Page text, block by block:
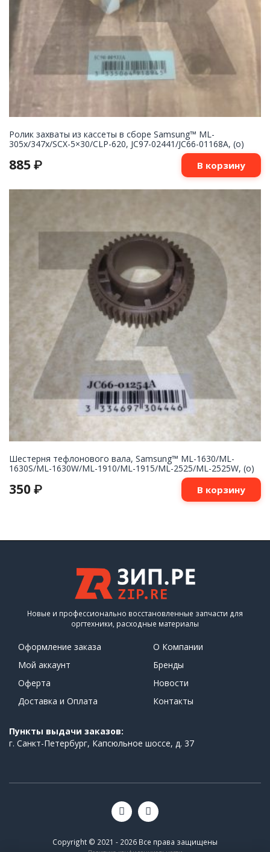
Ролик захваты из кассеты в сборе Samsung™ ML-
305x/347x/SCX-5×30/CLP-620, JC97-02441/JC66-01168A, (o)
885 ₽ В корзину
Шестерня тефлонового вала, Samsung™ ML-1630/ML-
1630S/ML-1630W/ML-1910/ML-1915/ML-2525/ML-2525W, (о)
350 ₽ В корзину
Новые и профессионально восстановленные запчасти для
оргтехники, расходные материалы
Оформление заказа
Мой аккаунт
Оферта
Доставка и Оплата
О Компании
Бренды
Новости
Контакты
Пункты выдачи заказов:
г. Санкт-Петербург, Капсюльное шоссе, д. 37
Copyright © 2021 - 2026 Все права защищены